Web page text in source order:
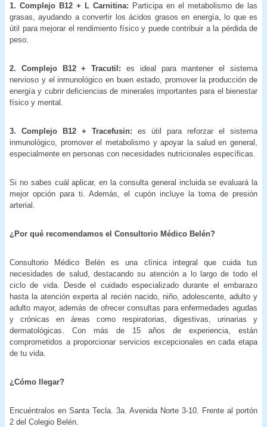
1. Complejo B12 + L Carnitina: Participa en el metabolismo de las
grasas, ayudando a convertir los ácidos grasos en energía, lo que es
útil para mejorar el rendimiento físico y puede contribuir a la pérdida de
peso.
2. Complejo B12 + Tracutil: es ideal para mantener el sistema
nervioso y el inmunológico en buen estado, promover la producción de
energía y cubrir deficiencias de minerales importantes para el bienestar
físico y mental.
3. Complejo B12 + Tracefusin: es útil para reforzar el sistema
inmunológico, promover el metabolismo y apoyar la salud en general,
especialmente en personas con necesidades nutricionales específicas.
Si no sabes cuál aplicar, en la consulta general incluida se evaluará la
mejor opción para ti. Además, el cupón incluye la toma de presión
arterial.
¿Por qué recomendamos el Consultorio Médico Belén?
Consultorio Médico Belén es una clínica integral que cuida tus
necesidades de salud, destacando su atención a lo largo de todo el
ciclo de vida. Desde el cuidado especializado durante el embarazo
hasta la atención experta al recién nacido, niño, adolescente, adulto y
adulto mayor, además de ofrecer consultas para enfermedades agudas
y crónicas en áreas como respiratorias, digestivas, urinarias y
dermatológicas. Con más de 15 años de experiencia, están
comprometidos a proporcionar servicios excepcionales en cada etapa
de tu vida.
¿Cómo llegar?
Encuéntralos en Santa Tecla. 3a. Avenida Norte 3-10. Frente al portón
2 del Colegio Belén.